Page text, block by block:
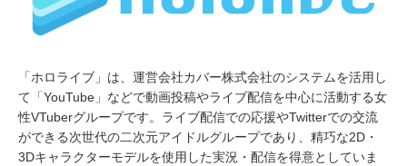
「ホロライブ」は、運営会社カバー株式会社のシステムを活用し
て「YouTube」などで動画投稿やライブ配信を中心に活動する女
性VTuberグループです。ライブ配信での応援やTwitterでの交流
ができる次世代の二次元アイドルグループであり、精巧な2D・
3Dキャラクターモデルを使用した実況・配信を得意としていま